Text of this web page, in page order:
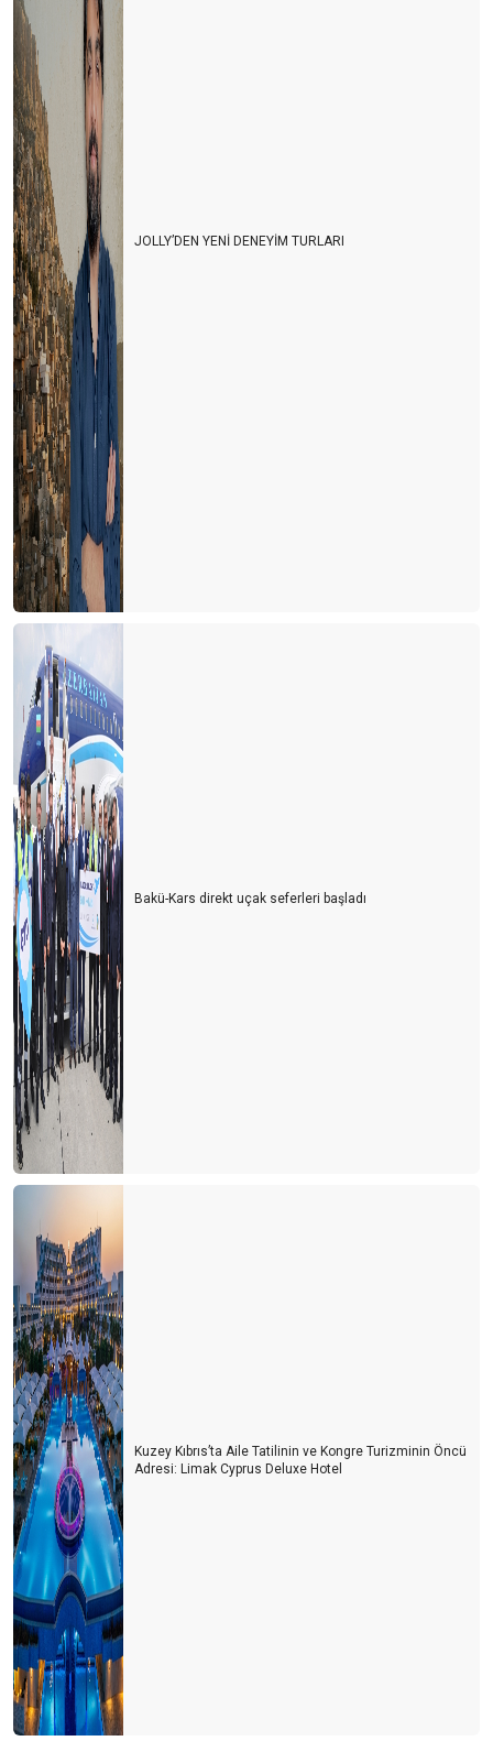
Turist için erken mi davrandık?
Turizm Bakanlığı Turizm online haber portallarını neden göz
ardı ediyor?
Avrupa ve Rusya siyasetinin Türk turizmine yol vermesi
bekleniyor
Her kafadan bir ses çıkıyor
Turiste serbest vatandaşa yasak
Turizmcinin işi papatya falına kaldı
JOLLY’DEN YENİ DENEYİM TURLARI
Bakü-Kars direkt uçak seferleri başladı
Kuzey Kıbrıs’ta Aile Tatilinin ve Kongre Turizminin Öncü
Adresi: Limak Cyprus Deluxe Hotel